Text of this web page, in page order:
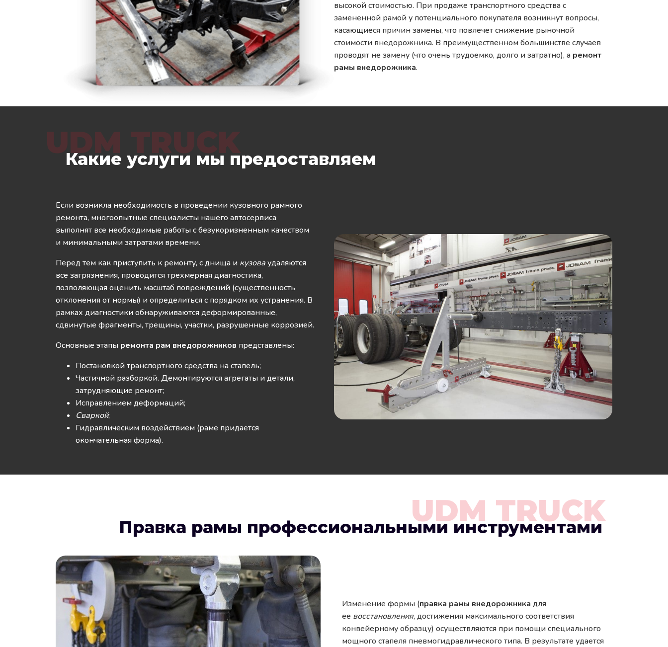
высокой стоимостью. При продаже транспортного средства с
замененной рамой у потенциального покупателя возникнут вопросы,
касающиеся причин замены, что повлечет снижение рыночной
стоимости внедорожника. В преимущественном большинстве случаев
проводят не замену (что очень трудоемко, долго и затратно), а ремонт
рамы внедорожника.
UDM TRUCK
Какие услуги мы предоставляем
Если возникла необходимость в проведении кузовного рамного
ремонта, многоопытные специалисты нашего автосервиса
выполнят все необходимые работы с безукоризненным качеством
и минимальными затратами времени.
Перед тем как приступить к ремонту, с днища и кузоваудаляются
все загрязнения, проводится трехмерная диагностика,
позволяющая оценить масштаб повреждений (существенность
отклонения от нормы) и определиться с порядком их устранения. В
рамках диагностики обнаруживаются деформированные,
сдвинутые фрагменты, трещины, участки, разрушенные коррозией.
Основные этапы ремонта рам внедорожников представлены:
Постановкой транспортного средства на стапель;
Частичной разборкой. Демонтируются агрегаты и детали,
затрудняющие ремонт;
Исправлением деформаций;
Сваркой;
Гидравлическим воздействием (раме придается
окончательная форма).
UDM TRUCK
Правка рамы профессиональными инструментами
Изменение формы (правка рамы внедорожника для
ее восстановления, достижения максимального соответствия
конвейерному образцу) осуществляются при помощи специального
мощного стапеля пневмогидравлического типа. В результате удается